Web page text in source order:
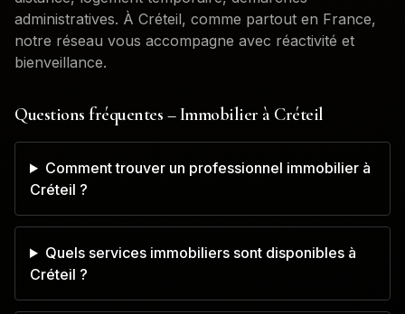
administratives. À Créteil, comme partout en France,
notre réseau vous accompagne avec réactivité et
bienveillance.
Questions fréquentes – Immobilier à Créteil
Comment trouver un professionnel immobilier à
Créteil ?
Quels services immobiliers sont disponibles à
Créteil ?